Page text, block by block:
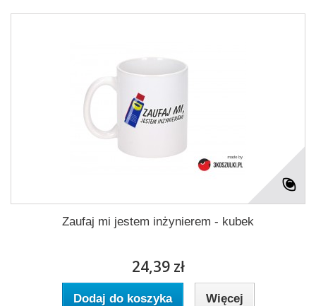
Zaufaj mi jestem inżynierem - kubek
24,39 zł
Dodaj do koszyka Więcej